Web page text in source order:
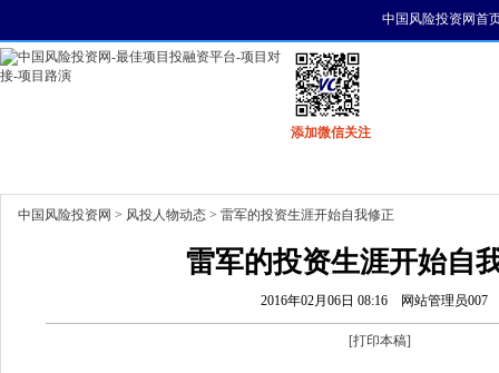
中国风险投资网首
添加微信关注
中国风险投资网 > 风投人物动态 > 雷军的投资生涯开始自我修正
雷军的投资生涯开始自
2016年02月06日 08:16 网站管理员007
[打印本稿]